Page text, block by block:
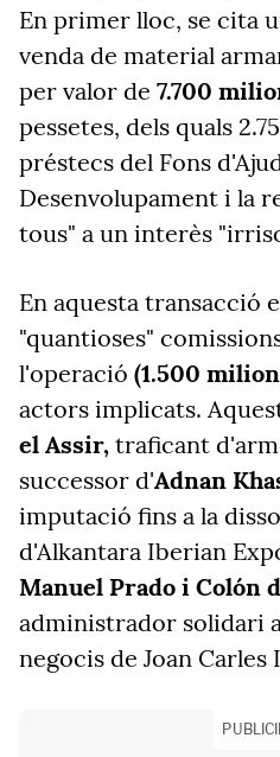
En primer lloc, se cita
venda de material
per valor de 7.700
pessetes, dels quals
préstecs del Fons
Desenvolupament i la
tous" a un interès
En aquesta transacció
"quantioses"
l'operació (1.500
actors implicats.
el Assir, traficant
successor d'Adnan
imputació fins a la
d'Alkantara Iberian
Manuel Prado i Colón
administrador solidari
negocis de Joan Carles